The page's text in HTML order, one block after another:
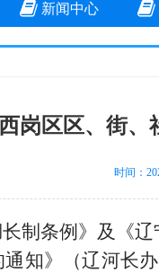
新闻中心
岗区区、街、
时间：
制条例》及《辽
知》（辽河长